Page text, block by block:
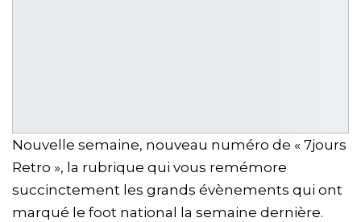
Nouvelle semaine, nouveau numéro de « 7jours
Retro », la rubrique qui vous remémore
succinctement les grands évènements qui ont
marqué le foot national la semaine dernière.